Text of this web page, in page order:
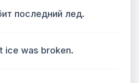
последний лед.
ice was broken.